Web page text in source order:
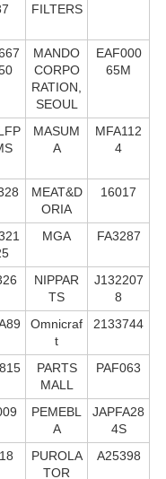
FILTERS
MANDO
CORPO
RATION,
SEOUL
EAF000
65M
MASUM
A
MFA112
4
MEAT&D
ORIA
16017
MGA FA3287
NIPPAR
TS
J132207
8
Omnicraf
t
2133744
PARTS
MALL
PAF063
PEMEBL
A
JAPFA28
4S
PUROLA
TOR
A25398